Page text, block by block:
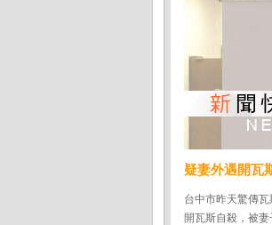
疑妻外遇開瓦
台中市昨天驚傳
開瓦斯自殺，被